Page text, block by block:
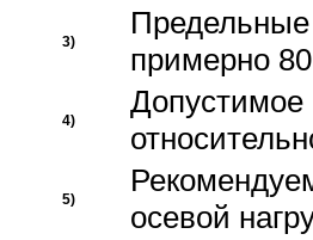
3)
примерно
4)
5)
осевой